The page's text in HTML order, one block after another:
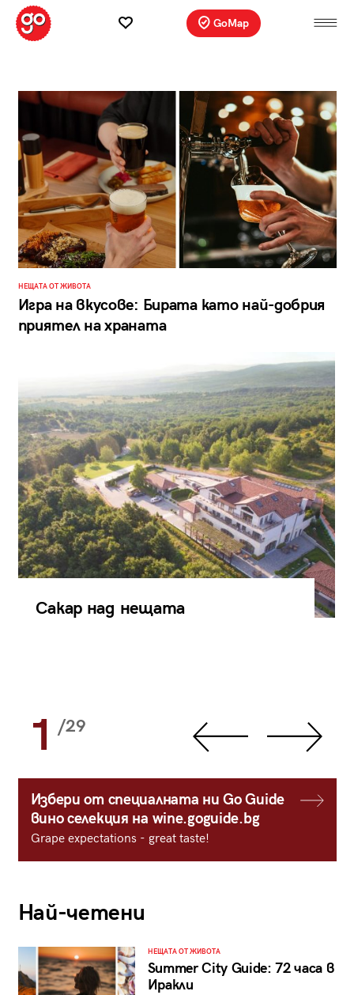
GoMap
НЕЩАТА ОТ ЖИВОТА
Игра на вкусове: Бирата като най-добрия
приятел на храната
Сакар над нещата
1 /29
Избери от специалната ни Go Guide
вино селекция на wine.goguide.bg
Grape expectations - great taste!
Най-четени
НЕЩАТА ОТ ЖИВОТА
Summer City Guide: 72 часа в
Иракли